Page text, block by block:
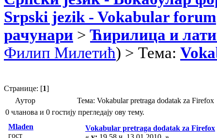
Srpski jezik - Vokabular forum
рачунари >Ћирилица и
Филип Милетић) > Тема:
Странице: [1]
Аутор
Тема: Vokabular pretraga dodatak za
0 чланова и 0 гостију прегледају ову тему.
Mladen
гост
Vokabular pretraga dodatak za Firefox